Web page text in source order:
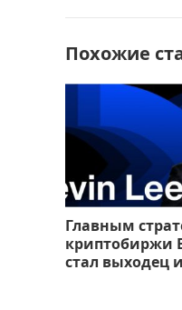
k
Похожие
Главным
криптобиржи
стал выходец